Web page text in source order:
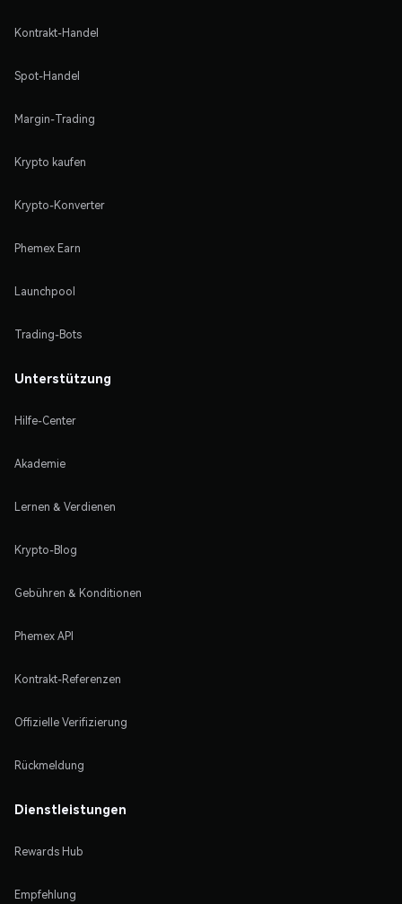
Kontrakt-Handel
Spot-Handel
Margin-Trading
Krypto kaufen
Krypto-Konverter
Phemex Earn
Launchpool
Trading-Bots
Unterstützung
Hilfe-Center
Akademie
Lernen & Verdienen
Krypto-Blog
Gebühren & Konditionen
Phemex API
Kontrakt-Referenzen
Offizielle Verifizierung
Rückmeldung
Dienstleistungen
Rewards Hub
Empfehlung